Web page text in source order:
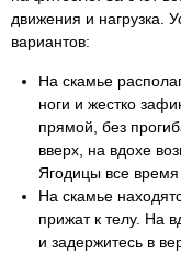
движения и нагрузка.
вариантов:
На скамье
ноги и жестко
прямой, без
вверх, на вдохе
Ягодицы все
На скамье
прижат к телу. На
и задержитесь в